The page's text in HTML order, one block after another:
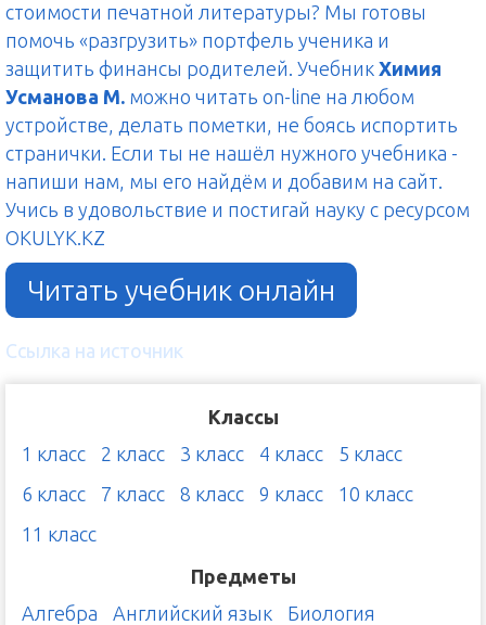
стоимости печатной литературы? Мы готовы
помочь «разгрузить» портфель ученика и
защитить финансы родителей. Учебник Химия
Усманова М. можно читать on-line на любом
устройстве, делать пометки, не боясь испортить
странички. Если ты не нашёл нужного учебника -
напиши нам, мы его найдём и добавим на сайт.
Учись в удовольствие и постигай науку с ресурсом
OKULYK.KZ
Читать учебник онлайн
Ссылка на источник
Классы
1 класс
2 класс 3 класс 4 класс
5 класс
6 класс
7 класс 8 класс 9 класс
10 класс
11 класс
Предметы
Алгебра
Английский язык
Биология